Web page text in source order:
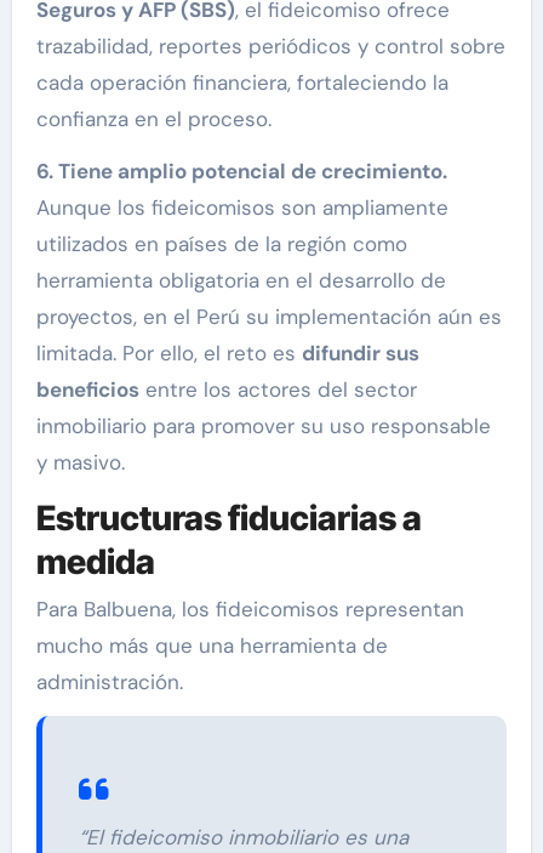
Seguros y AFP (SBS), el fideicomiso ofrece
trazabilidad, reportes periódicos y control sobre
cada operación financiera, fortaleciendo la
confianza en el proceso.
6. Tiene amplio potencial de crecimiento.
Aunque los fideicomisos son ampliamente
utilizados en países de la región como
herramienta obligatoria en el desarrollo de
proyectos, en el Perú su implementación aún es
limitada. Por ello, el reto es difundir sus
beneficiosentre los actores del sector
inmobiliario para promover su uso responsable
y masivo.
Estructuras fiduciarias a
medida
Para Balbuena, los fideicomisos representan
mucho más que una herramienta de
administración.
“El fideicomiso inmobiliario es una